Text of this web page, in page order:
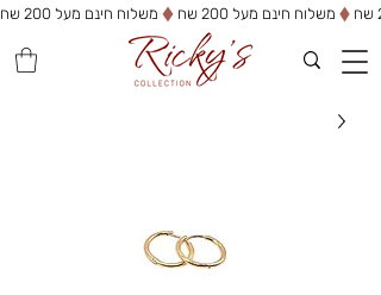
משלוח חינם מעל 200 שח